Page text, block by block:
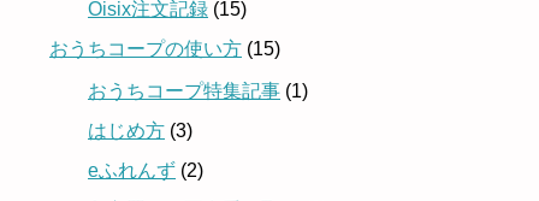
Oisix注文記録 (15)
おうちコープの使い方 (15)
おうちコープ特集記事 (1)
はじめ方 (3)
eふれんず (2)